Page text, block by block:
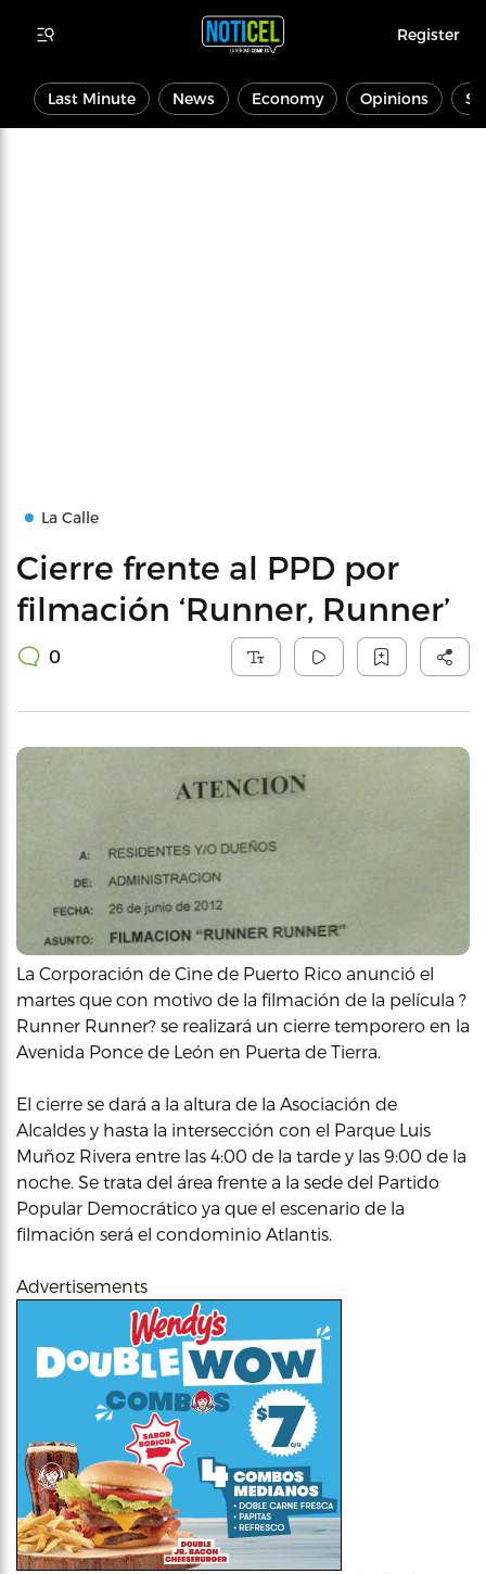
Register
Last Minute News Economy Opinions
La Calle
Cierre frente al PPD por
filmación ‘Runner, Runner’
0
La Corporación de Cine de Puerto Rico anunció el
martes que con motivo de la filmación de la película ?
Runner Runner? se realizará un cierre temporero en la
Avenida Ponce de León en Puerta de Tierra.
El cierre se dará a la altura de la Asociación de
Alcaldes y hasta la intersección con el Parque Luis
Muñoz Rivera entre las 4:00 de la tarde y las 9:00 de la
noche. Se trata del área frente a la sede del Partido
Popular Democrático ya que el escenario de la
filmación será el condominio Atlantis.
Advertisements